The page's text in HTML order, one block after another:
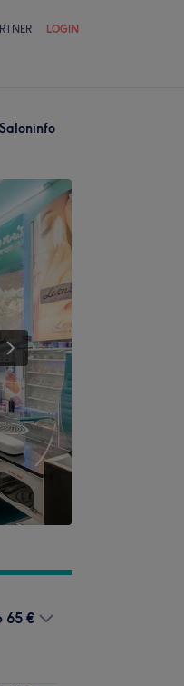
LOGIN
Saloninfo
65 €